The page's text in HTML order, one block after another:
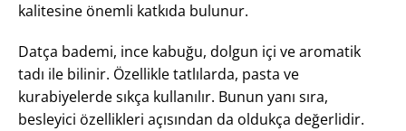
kalitesine önemli katkıda bulunur.
Datça bademi, ince kabuğu, dolgun içi ve aromatik
tadı ile bilinir. Özellikle tatlılarda, pasta ve
kurabiyelerde sıkça kullanılır. Bunun yanı sıra,
besleyici özellikleri açısından da oldukça değerlidir.